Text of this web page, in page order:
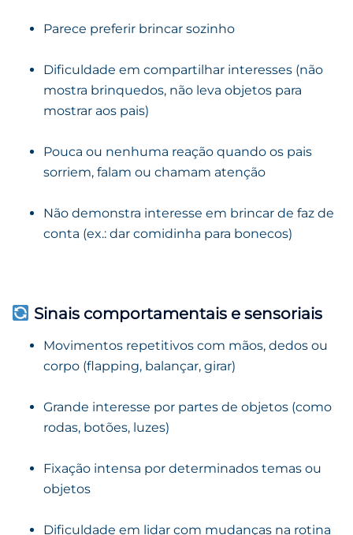
Parece preferir brincar sozinho
Dificuldade em compartilhar interesses (não
mostra brinquedos, não leva objetos para
mostrar aos pais)
Pouca ou nenhuma reação quando os pais
sorriem, falam ou chamam atenção
Não demonstra interesse em brincar de faz de
conta (ex.: dar comidinha para bonecos)
Sinais comportamentais e sensoriais
Movimentos repetitivos com mãos, dedos ou
corpo (flapping, balançar, girar)
Grande interesse por partes de objetos (como
rodas, botões, luzes)
Fixação intensa por determinados temas ou
objetos
Dificuldade em lidar com mudanças na rotina